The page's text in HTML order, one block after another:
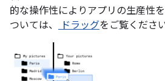
的な操作性によりアプリの生産性
ついては、
ドラッグをご覧ください